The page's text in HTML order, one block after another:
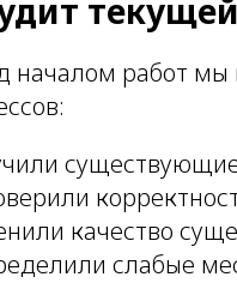
началом работ мы
качество
слабые